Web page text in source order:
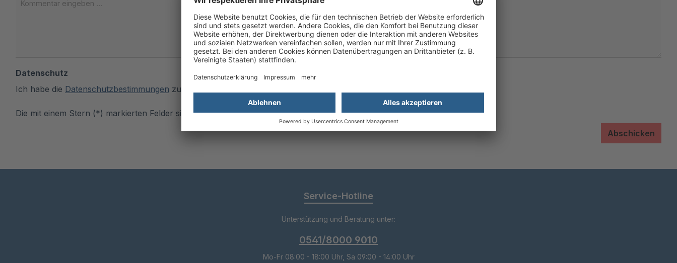
Datenschutz
Ich habe die Datenschutzbestimmungen zur Kenntnis genommen und die
Die mit einem Stern (*) markierten Felder sind Pflichtfelder.
Abschicken
Service-Hotline
Unterstützung und Beratung unter:
0541/8000 9010
Mo-Fr 08:00 - 18:00 Uhr, Sa 09:00 - 14:00 Uhr